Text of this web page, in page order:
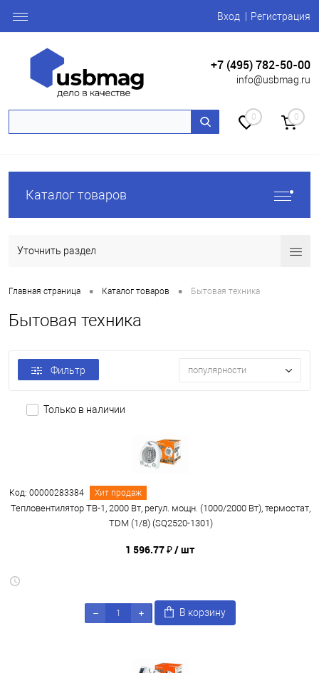
Вход Регистрация
+7 (495) 782-50-00
info@usbmag.ru
0 0
Каталог товаров
Уточнить раздел
Главная страница • Каталог товаров • Бытовая техника
Бытовая техника
Фильтр популярности
Только в наличии
Код: 00000283384 Хит продаж
Тепловентилятор ТВ-1, 2000 Вт, регул. мощн. (1000/2000 Вт), термостат,
TDM (1/8) (SQ2520-1301)
1 596.77 ₽/ шт
В корзину